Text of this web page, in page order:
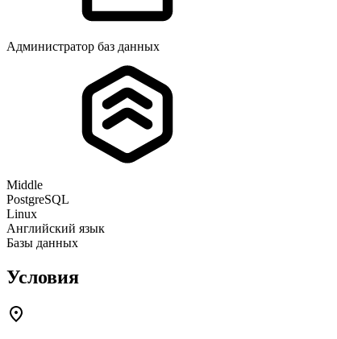
Администратор баз данных
Middle
PostgreSQL
Linux
Английский язык
Базы данных
Условия